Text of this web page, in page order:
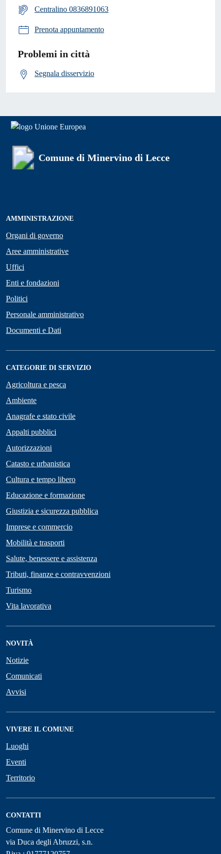
Centralino 0836891063
Prenota appuntamento
Problemi in città
Segnala disservizio
Comune di Minervino di Lecce
AMMINISTRAZIONE
Organi di governo
Aree amministrative
Uffici
Enti e fondazioni
Politici
Personale amministrativo
Documenti e Dati
CATEGORIE DI SERVIZIO
Agricoltura e pesca
Ambiente
Anagrafe e stato civile
Appalti pubblici
Autorizzazioni
Catasto e urbanistica
Cultura e tempo libero
Educazione e formazione
Giustizia e sicurezza pubblica
Imprese e commercio
Mobilità e trasporti
Salute, benessere e assistenza
Tributi, finanze e contravvenzioni
Turismo
Vita lavorativa
NOVITÀ
Notizie
Comunicati
Avvisi
VIVERE IL COMUNE
Luoghi
Eventi
Territorio
CONTATTI
Comune di Minervino di Lecce
via Duca degli Abruzzi, s.n.